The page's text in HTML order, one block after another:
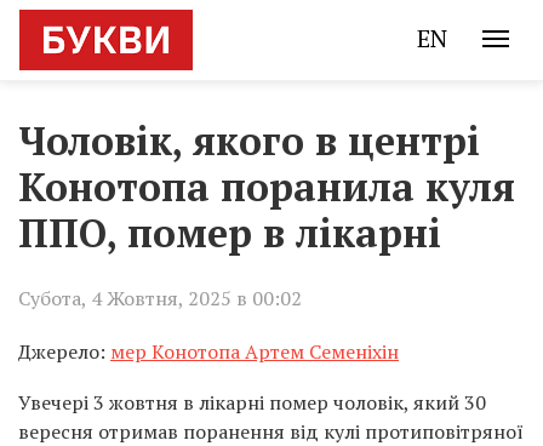
EN
Чоловік, якого в центрі
Конотопа поранила куля
ППО, помер в лікарні
Субота, 4 Жовтня, 2025 в 00:02
Джерело: мер Конотопа Артем Семеніхін
Увечері 3 жовтня в лікарні помер чоловік, який 30
вересня отримав поранення від кулі протиповітряної